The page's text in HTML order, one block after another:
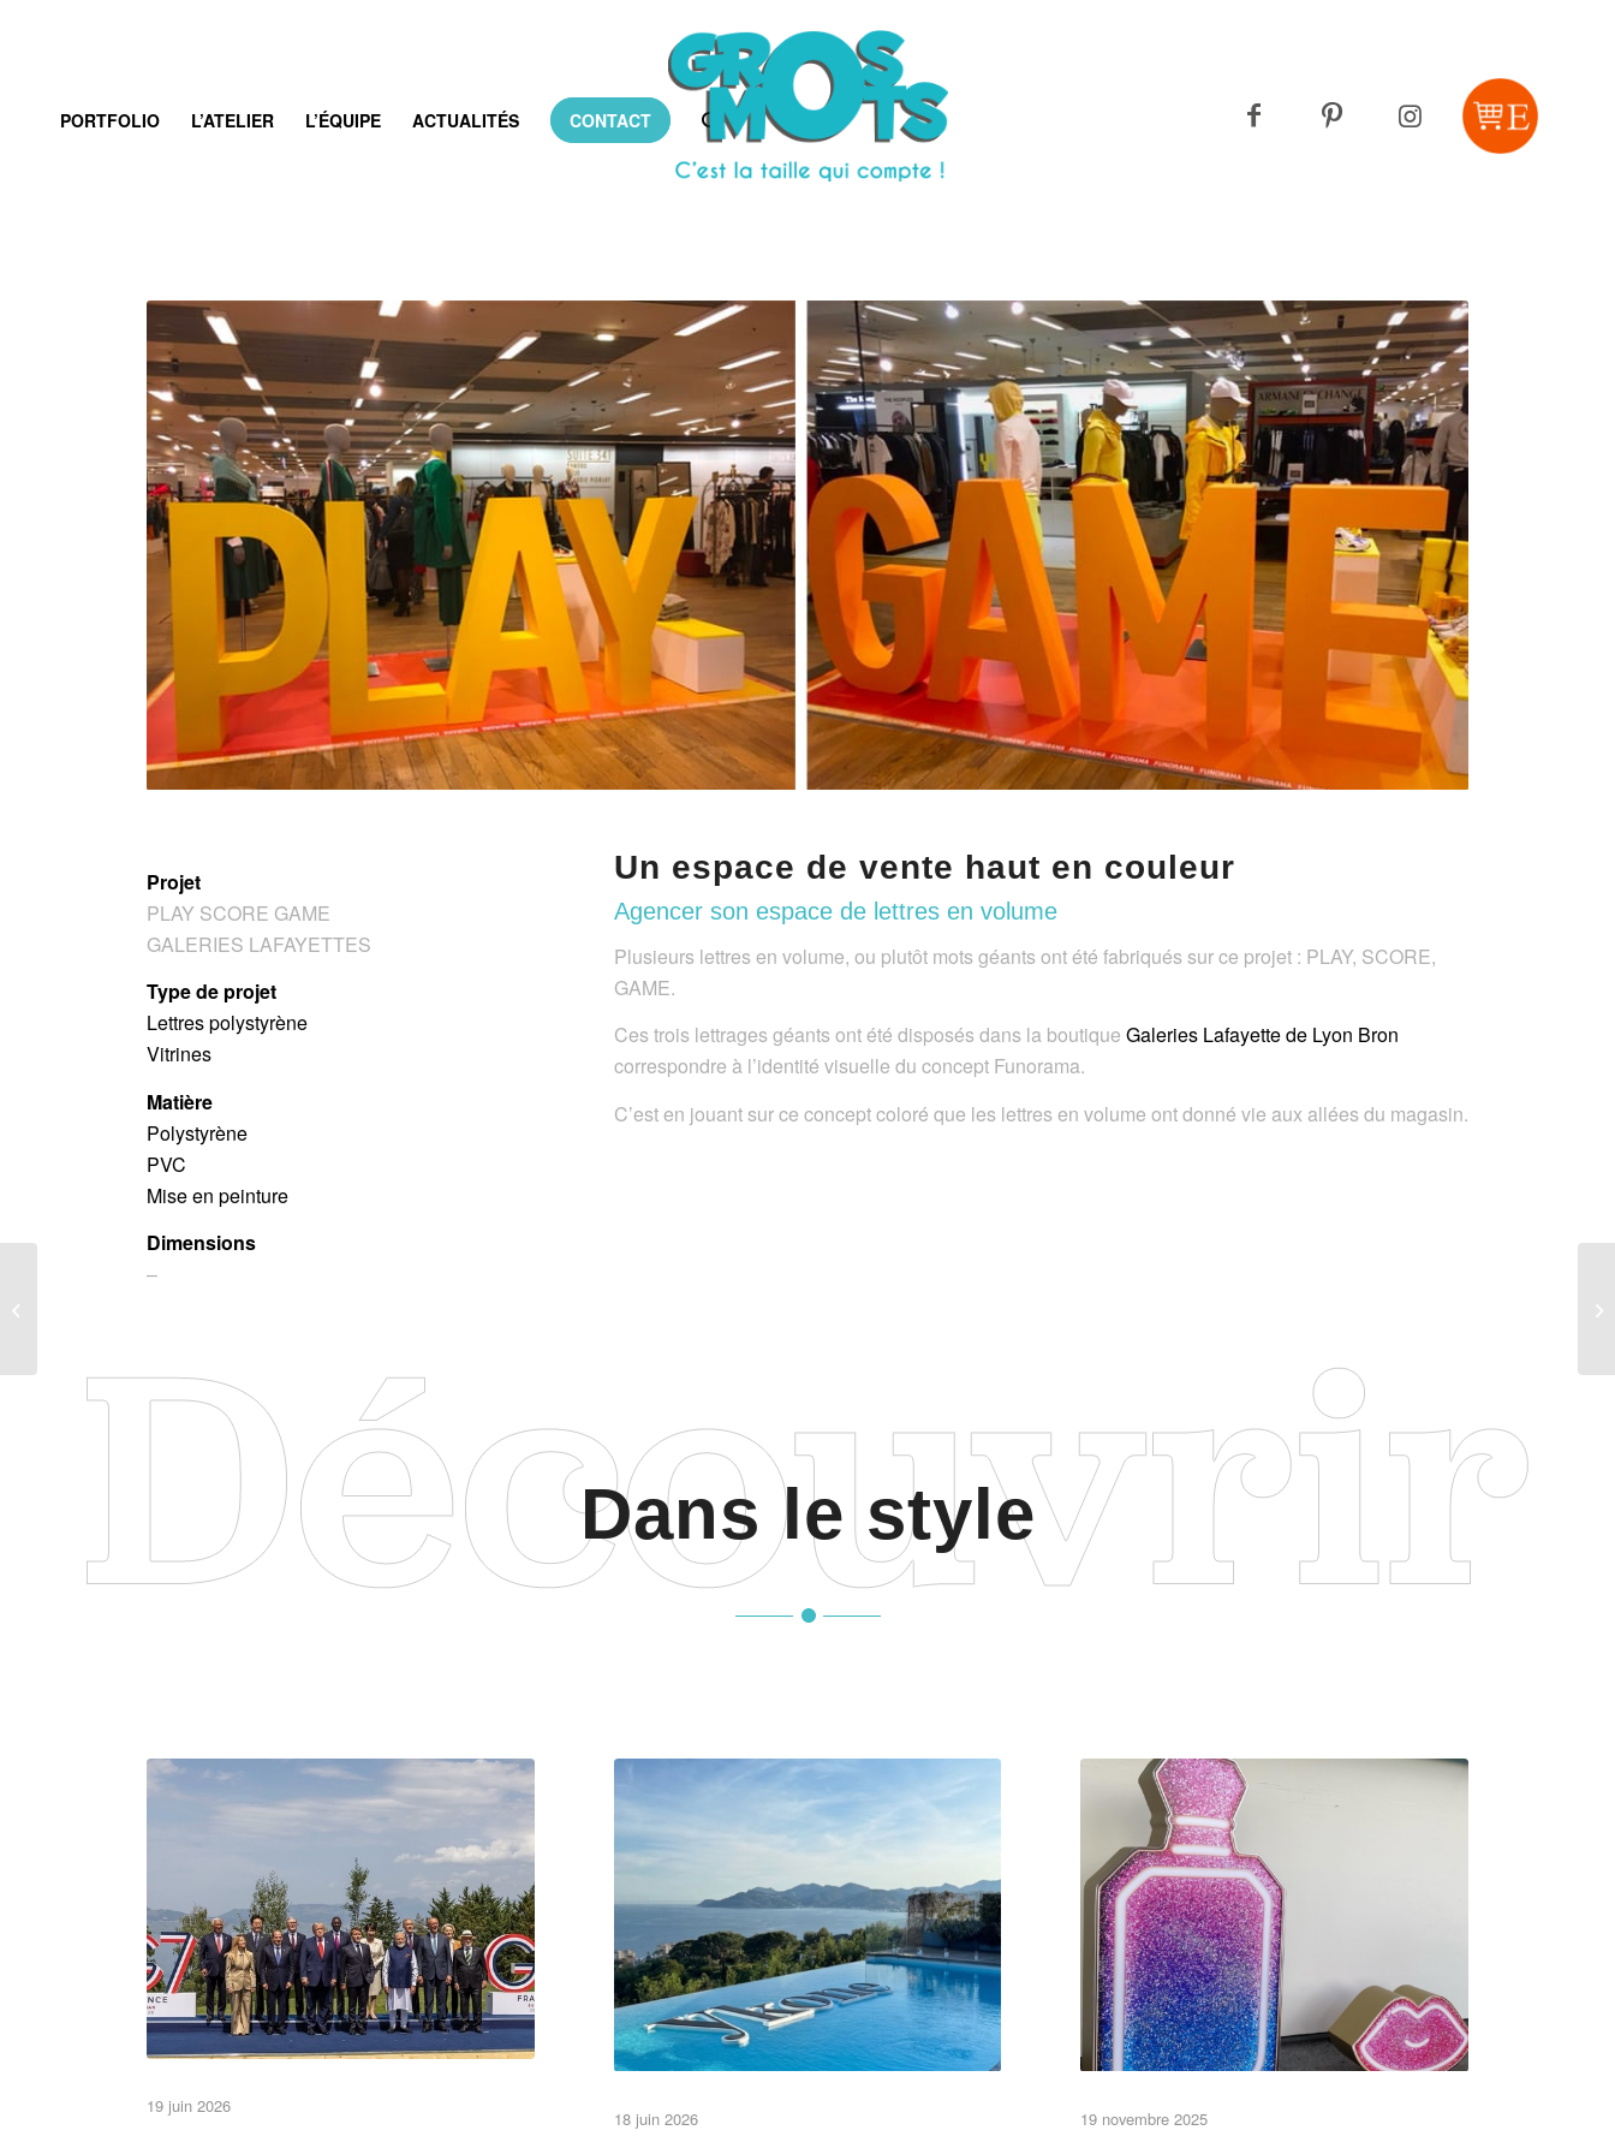
PORTFOLIO L’ATELIER L’ÉQUIPE ACTUALITÉS CONTACT
Projet
PLAY SCORE GAME
GALERIES LAFAYETTES
Type de projet
Lettres polystyrène
Vitrines
Matière
Polystyrène
PVC
Mise en peinture
Dimensions
–
Un espace de vente haut en couleur
Agencer son espace de lettres en volume
Plusieurs lettres en volume, ou plutôt mots géants ont été fabriqués sur ce projet : PLAY, SCORE,
GAME.
Ces trois lettrages géants ont été disposés dans la boutique Galeries Lafayette de Lyon Bron
correspondre à l’identité visuelle du concept Funorama.
C’est en jouant sur ce concept coloré que les lettres en volume ont donné vie aux allées du magasin.
Dans le style
Simple is beautiful
19 juin 2026
Et oui, nos lettres sont aussi waterproof
18 juin 2026
Un détail de matières pour sublimer la
19 novembre 2025